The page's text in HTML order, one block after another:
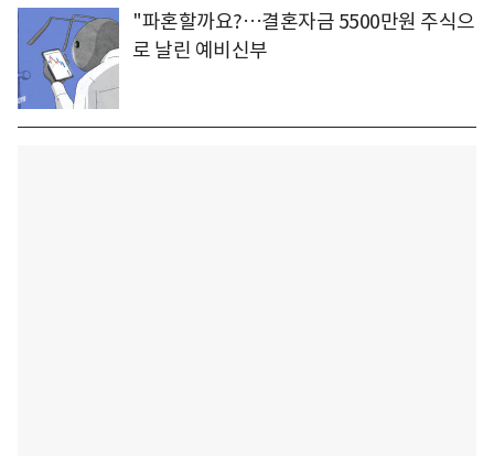
"파혼할까요?…결혼자금 5500만원 주식으
로 날린 예비신부